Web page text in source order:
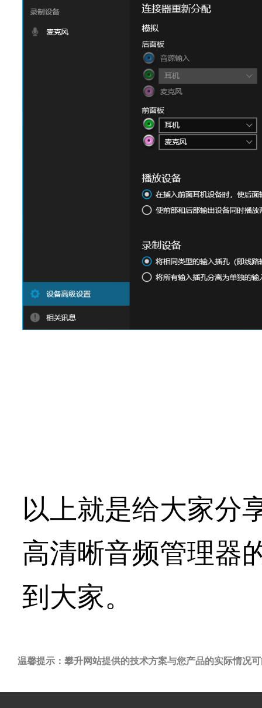
以上就是给大家分
高清晰音频管理器
到大家。
温馨提示：攀升网站提供的技术方案与您产品的实际情况